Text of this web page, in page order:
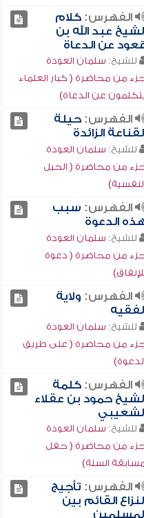
الفهرس:كلام
عبد الله بن
عن الدعاة
للشيخ: سلمان العودة
من محاضرة ( كبار العلماء
عن الدعاة)
الفهرس:حيلة
الزائدة
للشيخ: سلمان العودة
من محاضرة ( الحيل
الفهرس: سبب
الدعوة
للشيخ: سلمان العودة
من محاضرة ( دعوة
الفهرس: ولاية
للشيخ: سلمان العودة
من محاضرة ( على طريق
الفهرس:كلمة
حمود بن عقلاء
للشيخ: سلمان العودة
من محاضرة ( حفل
السنة)
الفهرس: تأجيج
القائم بين